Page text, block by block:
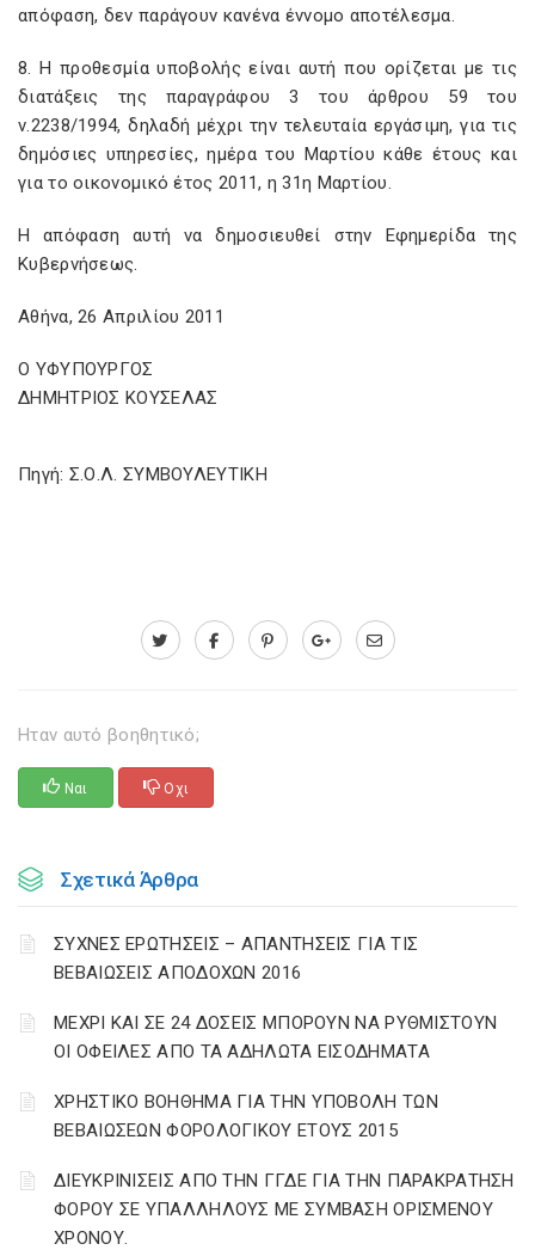
απόφαση, δεν παράγουν κανένα έννομο αποτέλεσμα.
8. Η προθεσμία υποβολής είναι αυτή που ορίζεται με τις
διατάξεις της παραγράφου 3 του άρθρου 59 του
ν.2238/1994, δηλαδή μέχρι την τελευταία εργάσιμη, για τις
δημόσιες υπηρεσίες, ημέρα του Μαρτίου κάθε έτους και
για το οικονομικό έτος 2011, η 31η Μαρτίου.
Η απόφαση αυτή να δημοσιευθεί στην Εφημερίδα της
Κυβερνήσεως.
Αθήνα, 26 Απριλίου 2011
Ο ΥΦΥΠΟΥΡΓΟΣ
ΔΗΜΗΤΡΙΟΣ ΚΟΥΣΕΛΑΣ
Πηγή: Σ.Ο.Λ. ΣΥΜΒΟΥΛΕΥΤΙΚΗ
Ηταν αυτό βοηθητικό;
Ναι Οχι
Σχετικά Άρθρα
ΣΥΧΝΕΣ ΕΡΩΤΗΣΕΙΣ – ΑΠΑΝΤΗΣΕΙΣ ΓΙΑ ΤΙΣ
ΒΕΒΑΙΩΣΕΙΣ ΑΠΟΔΟΧΩΝ 2016
ΜΕΧΡΙ ΚΑΙ ΣΕ 24 ΔΟΣΕΙΣ ΜΠΟΡΟΥΝ ΝΑ ΡΥΘΜΙΣΤΟΥΝ
ΟΙ ΟΦΕΙΛΕΣ ΑΠΟ ΤΑ ΑΔΗΛΩΤΑ ΕΙΣΟΔΗΜΑΤΑ
ΧΡΗΣΤΙΚΟ ΒΟΗΘΗΜΑ ΓΙΑ ΤΗΝ ΥΠΟΒΟΛΗ ΤΩΝ
ΒΕΒΑΙΩΣΕΩΝ ΦΟΡΟΛΟΓΙΚΟΥ ΕΤΟΥΣ 2015
ΔΙΕΥΚΡΙΝΙΣΕΙΣ ΑΠΟ ΤΗΝ ΓΓΔΕ ΓΙΑ ΤΗΝ ΠΑΡΑΚΡΑΤΗΣΗ
ΦΟΡΟΥ ΣΕ ΥΠΑΛΛΗΛΟΥΣ ΜΕ ΣΥΜΒΑΣΗ ΟΡΙΣΜΕΝΟΥ
ΧΡΟΝΟΥ.